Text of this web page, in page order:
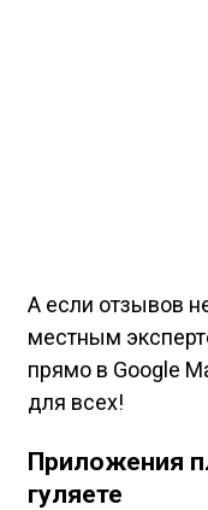
А если отзывов
местным
прямо в Google
для всех!
Приложения
гуляете